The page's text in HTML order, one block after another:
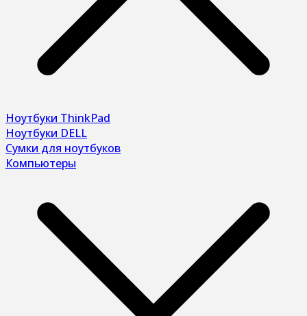
Ноутбуки ThinkPad
Ноутбуки DELL
Сумки для ноутбуков
Компьютеры